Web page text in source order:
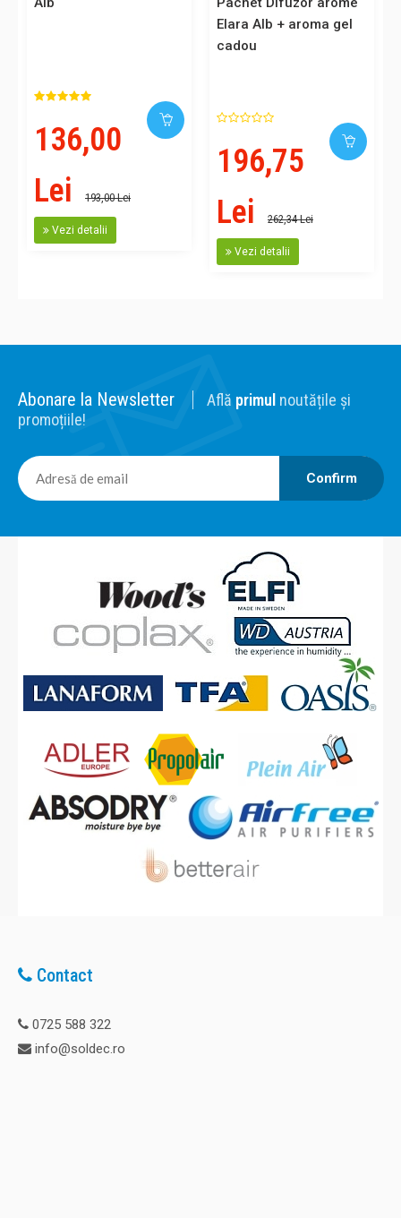
136,00
Lei
193,00 Lei
Vezi detalii
Elara Alb + aroma gel
cadou
196,75
Lei
262,34 Lei
Vezi detalii
Abonare la Newsletter Află primul noutățile și
promoțiile!
Confirm
Contact
0725 588 322
info@soldec.ro